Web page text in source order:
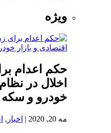
ویژه
حکم اعدام
اخلال در
خودرو و سکه
مه 20, 2020 | اخبار ,